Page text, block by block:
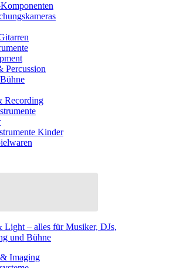
Percussion
Recording
Kinder
Light – alles für Musiker, DJs,
und Bühne
Imaging